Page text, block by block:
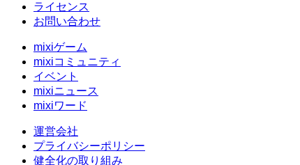
ライセンス
お問い合わせ
mixiゲーム
mixiコミュニティ
イベント
mixiニュース
mixiワード
運営会社
プライバシーポリシー
健全化の取り組み